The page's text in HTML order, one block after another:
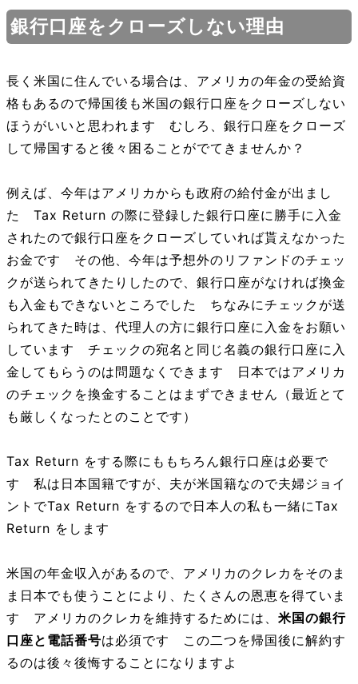
銀行口座をクローズしない理由
長く米国に住んでいる場合は、アメリカの年金の受給資
格もあるので帰国後も米国の銀行口座をクローズしない
ほうがいいと思われます むしろ、銀行口座をクローズ
して帰国すると後々困ることがでてきませんか？
例えば、今年はアメリカからも政府の給付金が出まし
た Tax Return の際に登録した銀行口座に勝手に入金
されたので銀行口座をクローズしていれば貰えなかった
お金です その他、今年は予想外のリファンドのチェッ
クが送られてきたりしたので、銀行口座がなければ換金
も入金もできないところでした ちなみにチェックが送
られてきた時は、代理人の方に銀行口座に入金をお願い
しています チェックの宛名と同じ名義の銀行口座に入
金してもらうのは問題なくできます 日本ではアメリカ
のチェックを換金することはまずできません（最近とて
も厳しくなったとのことです）
Tax Return をする際にももちろん銀行口座は必要で
す 私は日本国籍ですが、夫が米国籍なので夫婦ジョイ
ントでTax Return をするので日本人の私も一緒にTax
Return をします
米国の年金収入があるので、アメリカのクレカをそのま
ま日本でも使うことにより、たくさんの恩恵を得ていま
す アメリカのクレカを維持するためには、 米国の銀行
口座と電話番号は必須です この二つを帰国後に解約す
るのは後々後悔することになりますよ